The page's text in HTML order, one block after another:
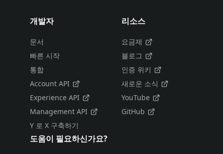
개발자
문서
빠른 시작
통합
Account API
Experience API
Management API
Y 로 X 구축하기
리소스
요금제
블로그
인증 위키
새로운 소식
YouTube
GitHub
도움이 필요하신가요?